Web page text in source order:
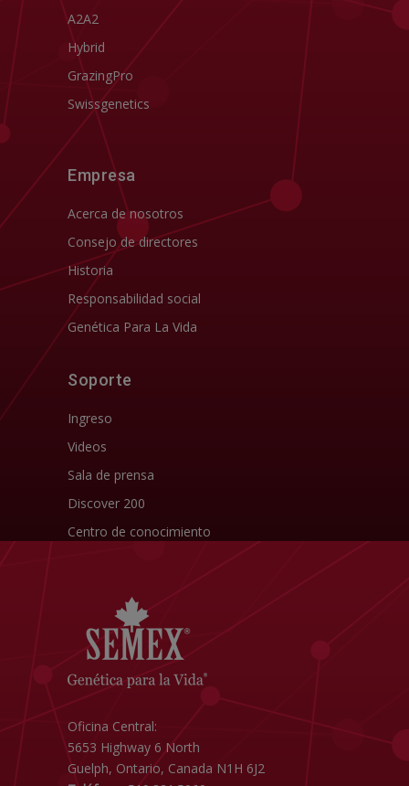
A2A2
Hybrid
GrazingPro
Swissgenetics
Empresa
Acerca de nosotros
Consejo de directores
Historia
Responsabilidad social
Genética Para La Vida
Soporte
Ingreso
Videos
Sala de prensa
Discover 200
Centro de conocimiento
Oficina Central:
5653 Highway 6 North
Guelph, Ontario, Canada N1H 6J2